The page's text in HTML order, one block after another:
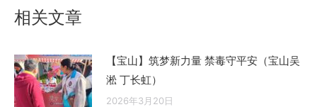
相关文章
【宝山】筑梦新力量 禁毒守平安（宝山吴
淞 丁长虹）
2026年3月20日